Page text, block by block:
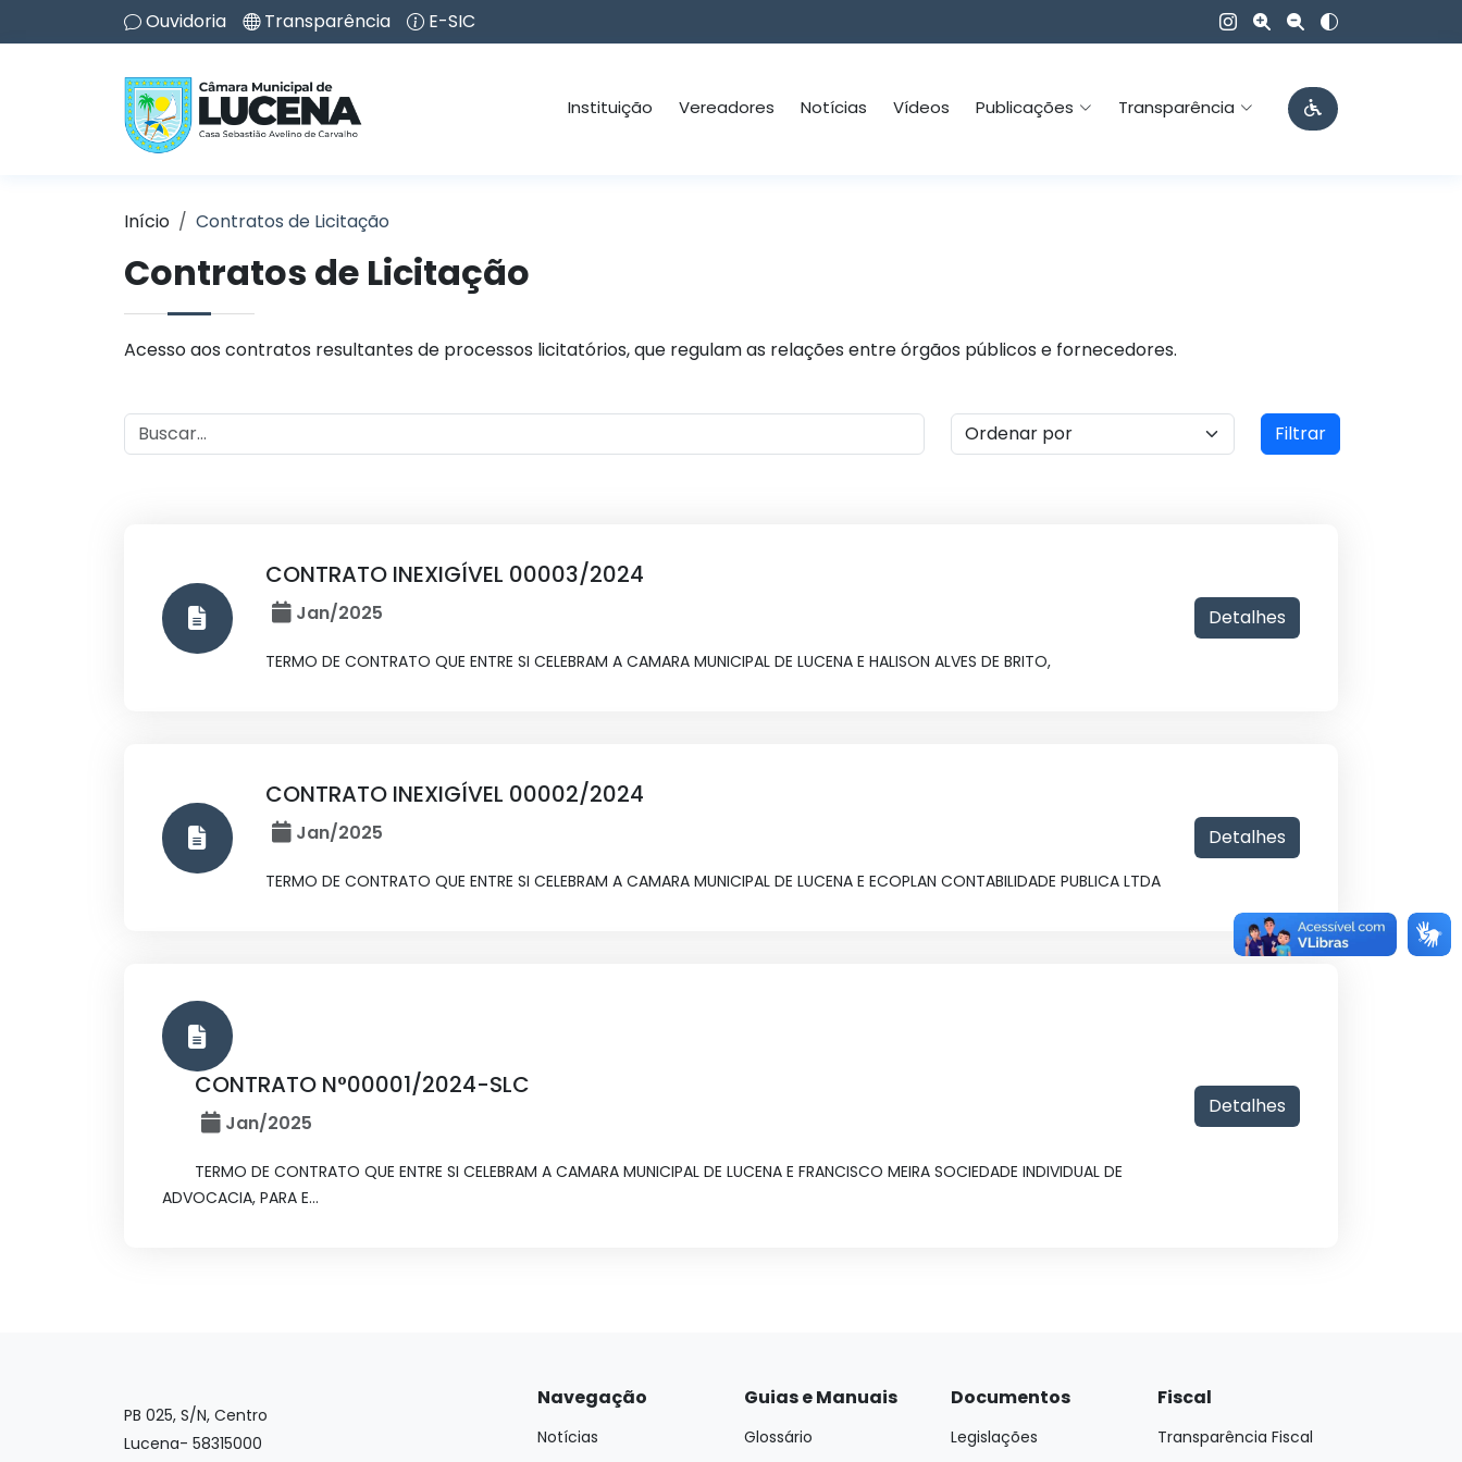
Ouvidoria Transparência E-SIC
Instituição Vereadores Notícias Vídeos Publicações Transparência
Início Contratos de Licitação
Contratos de Licitação
Acesso aos contratos resultantes de processos licitatórios, que regulam as relações entre órgãos públicos e fornecedores.
Filtrar
CONTRATO INEXIGÍVEL 00003/2024
Jan/2025
TERMO DE CONTRATO QUE ENTRE SI CELEBRAM A CAMARA MUNICIPAL DE LUCENA E HALISON ALVES DE BRITO,
Detalhes
CONTRATO INEXIGÍVEL 00002/2024
Jan/2025
TERMO DE CONTRATO QUE ENTRE SI CELEBRAM A CAMARA MUNICIPAL DE LUCENA E ECOPLAN CONTABILIDADE PUBLICA LTDA
Detalhes
CONTRATO N°00001/2024-SLC
Jan/2025
TERMO DE CONTRATO QUE ENTRE SI CELEBRAM A CAMARA MUNICIPAL DE LUCENA E FRANCISCO MEIRA SOCIEDADE INDIVIDUAL DE
ADVOCACIA, PARA E...
Detalhes
PB 025, S/N, Centro
Lucena- 58315000
Navegação
Notícias
Guias e Manuais
Glossário
Documentos
Legislações
Fiscal
Transparência Fiscal